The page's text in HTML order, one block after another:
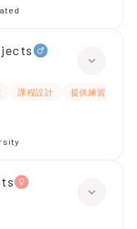
課程設計
提供練習題/試題